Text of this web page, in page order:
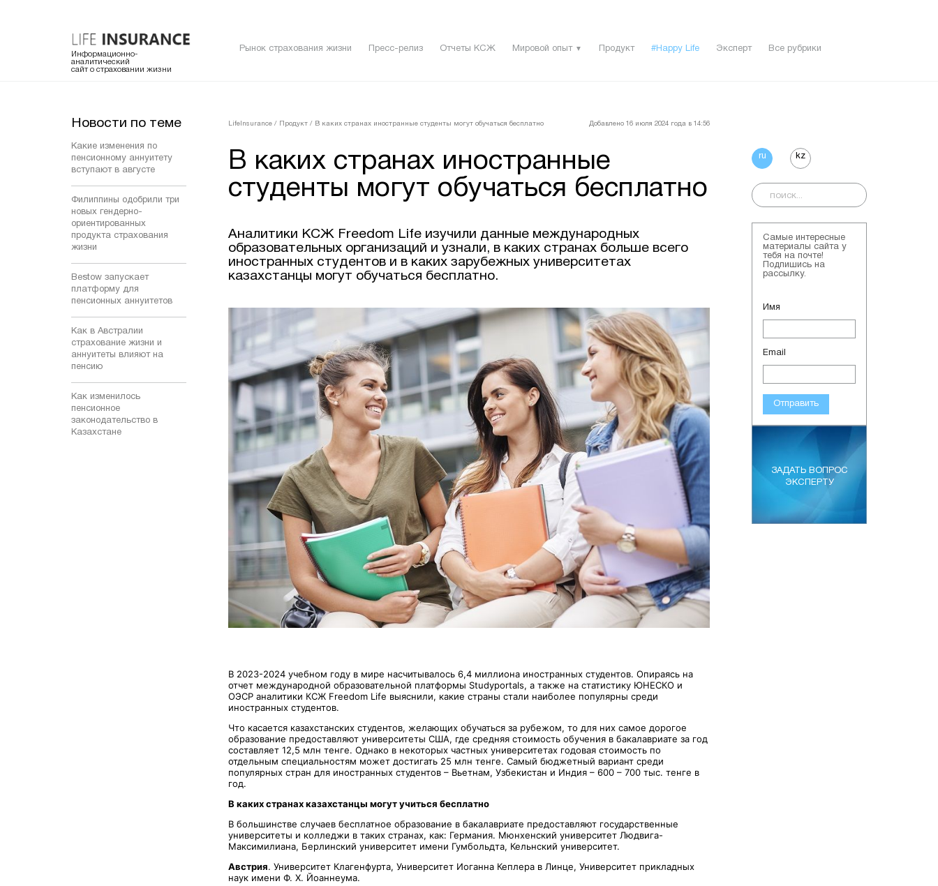
Информационно-
аналитический
сайт о страховании жизни
Рынок страхования жизни Пресс-релиз Отчеты КСЖ Мировой опыт ▼ Продукт #Happy Life Эксперт Все рубрики
Новости по теме
Какие изменения по
пенсионному аннуитету
вступают в августе
Филиппины одобрили три
новых гендерно-
ориентированных
продукта страхования
жизни
Bestow запускает
платформу для
пенсионных аннуитетов
Как в Австралии
страхование жизни и
аннуитеты влияют на
пенсию
Как изменилось
пенсионное
законодательство в
Казахстане
LifeInsurance / Продукт / В каких странах иностранные студенты могут обучаться бесплатно Добавлено 16 июля 2024 года в 14:56
В каких странах иностранные
студенты могут обучаться бесплатно
Аналитики КСЖ Freedom Life изучили данные международных
образовательных организаций и узнали, в каких странах больше всего
иностранных студентов и в каких зарубежных университетах
казахстанцы могут обучаться бесплатно.
В 2023-2024 учебном году в мире насчитывалось 6,4 миллиона иностранных студентов. Опираясь на
отчет международной образовательной платформы Studyportals, а также на статистику ЮНЕСКО и
ОЭСР аналитики КСЖ Freedom Life выяснили, какие страны стали наиболее популярны среди
иностранных студентов.
Что касается казахстанских студентов, желающих обучаться за рубежом, то для них самое дорогое
образование предоставляют университеты США, где средняя стоимость обучения в бакалавриате за год
составляет 12,5 млн тенге. Однако в некоторых частных университетах годовая стоимость по
отдельным специальностям может достигать 25 млн тенге. Самый бюджетный вариант среди
популярных стран для иностранных студентов – Вьетнам, Узбекистан и Индия – 600 – 700 тыс. тенге в
год.
В каких странах казахстанцы могут учиться бесплатно
В большинстве случаев бесплатное образование в бакалавриате предоставляют государственные
университеты и колледжи в таких странах, как: Германия. Мюнхенский университет Людвига-
Максимилиана, Берлинский университет имени Гумбольдта, Кельнский университет.
Австрия. Университет Клагенфурта, Университет Иоганна Кеплера в Линце, Университет прикладных
наук имени Ф. Х. Йоаннеума.
ru kz
Самые интересные
материалы сайта у
тебя на почте!
Подпишись на
рассылку.
Имя
Email
Отправить
ЗАДАТЬ ВОПРОС
ЭКСПЕРТУ